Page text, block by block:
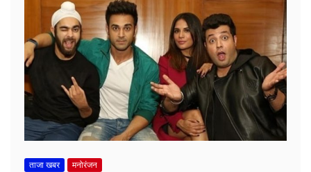
ताजा खबर मनोरंजन